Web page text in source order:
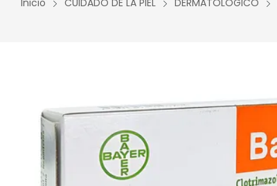
Inicio CUIDADO DE LA PIEL DERMATOLÓGICO